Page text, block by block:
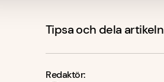
Tipsa och dela artikeln
Redaktör: